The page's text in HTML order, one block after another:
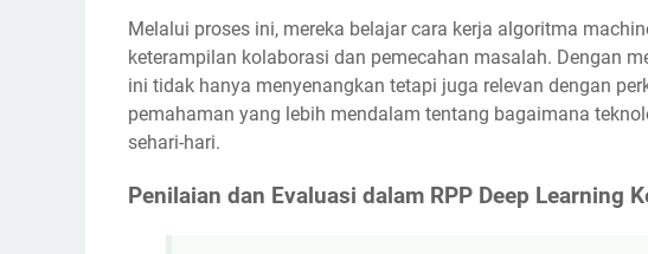
Melalui proses ini, mereka belajar cara kerja algoritma
keterampilan kolaborasi dan pemecahan masalah. Dengan
ini tidak hanya menyenangkan tetapi juga relevan dengan
pemahaman yang lebih mendalam tentang bagaimana
sehari-hari.
Penilaian dan Evaluasi dalam RPP Deep Learning